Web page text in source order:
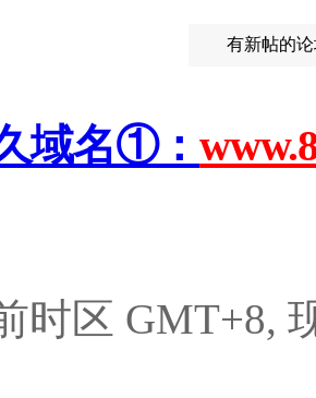
有新帖
域名①：
时区 GMT+8,